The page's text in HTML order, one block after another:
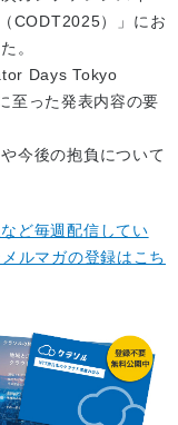
CODT2025）」にお
。
Days Tokyo
至った発表内容の要
今後の抱負について
ど毎週配信してい
ルマガの登録はこち